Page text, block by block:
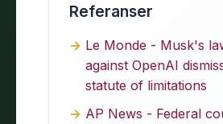
Referanser
Le Monde - Musk's
against OpenAI
statute of limitations
AP News - Federal